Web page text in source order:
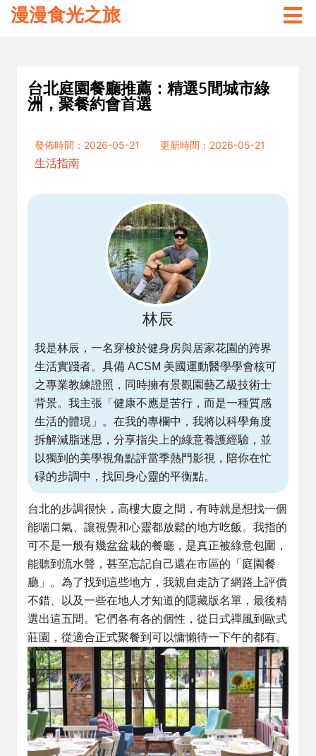
漫漫食光之旅
台北庭園餐廳推薦：精選5間城市綠
洲，聚餐約會首選
發佈時間：2026-05-21
更新時間：2026-05-21
生活指南
林辰
我是林辰，一名穿梭於健身房與居家花園的跨界
生活實踐者。具備 ACSM 美國運動醫學學會核可
之專業教練證照，同時擁有景觀園藝乙級技術士
背景。我主張「健康不應是苦行，而是一種質感
生活的體現」。在我的專欄中，我將以科學角度
拆解減脂迷思，分享指尖上的綠意養護經驗，並
以獨到的美學視角點評當季熱門影視，陪你在忙
碌的步調中，找回身心靈的平衡點。
台北的步調很快，高樓大廈之間，有時就是想找一個
能喘口氣、讓視覺和心靈都放鬆的地方吃飯。我指的
可不是一般有幾盆盆栽的餐廳，是真正被綠意包圍，
能聽到流水聲，甚至忘記自己還在市區的「庭園餐
廳」。為了找到這些地方，我親自走訪了網路上評價
不錯、以及一些在地人才知道的隱藏版名單，最後精
選出這五間。它們各有各的個性，從日式禪風到歐式
莊園，從適合正式聚餐到可以慵懶待一下午的都有。